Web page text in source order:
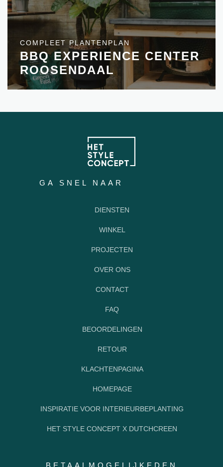
COMPLEET PLANTENPLAN
BBQ EXPERIENCE CENTER
ROOSENDAAL
GA SNEL NAAR
DIENSTEN
WINKEL
PROJECTEN
OVER ONS
CONTACT
FAQ
BEOORDELINGEN
RETOUR
KLACHTENPAGINA
HOMEPAGE
INSPIRATIE VOOR INTERIEURBEPLANTING
HET STYLE CONCEPT X DUTCHCREEN
BETAALMOGELIJKEDEN